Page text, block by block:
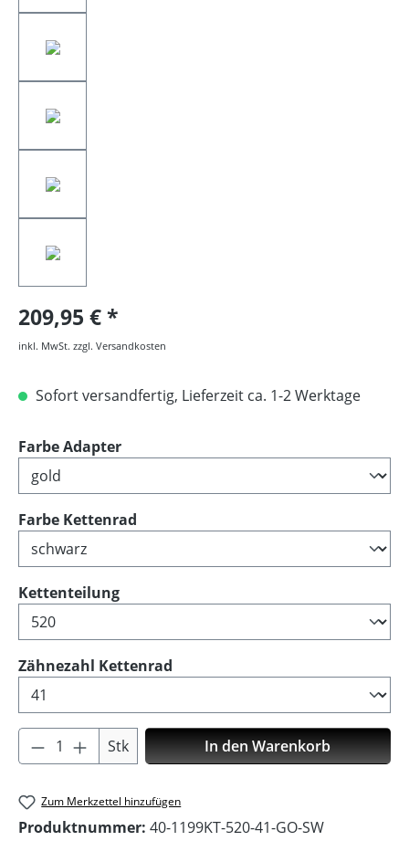
209,95 €
inkl. MwSt. zzgl. Versandkosten
Sofort versandfertig, Lieferzeit ca. 1-2 Werktage
Farbe Adapterauswählen
Farbe Kettenrad
Kettenteilungauswählen
Zähnezahl Kettenrad
Produkt Anzahl: Gib den gewünschten
Stk In den Warenkorb
Zum Merkzettel hinzufügen
Produktnummer: 40-1199KT-520-41-GO-SW